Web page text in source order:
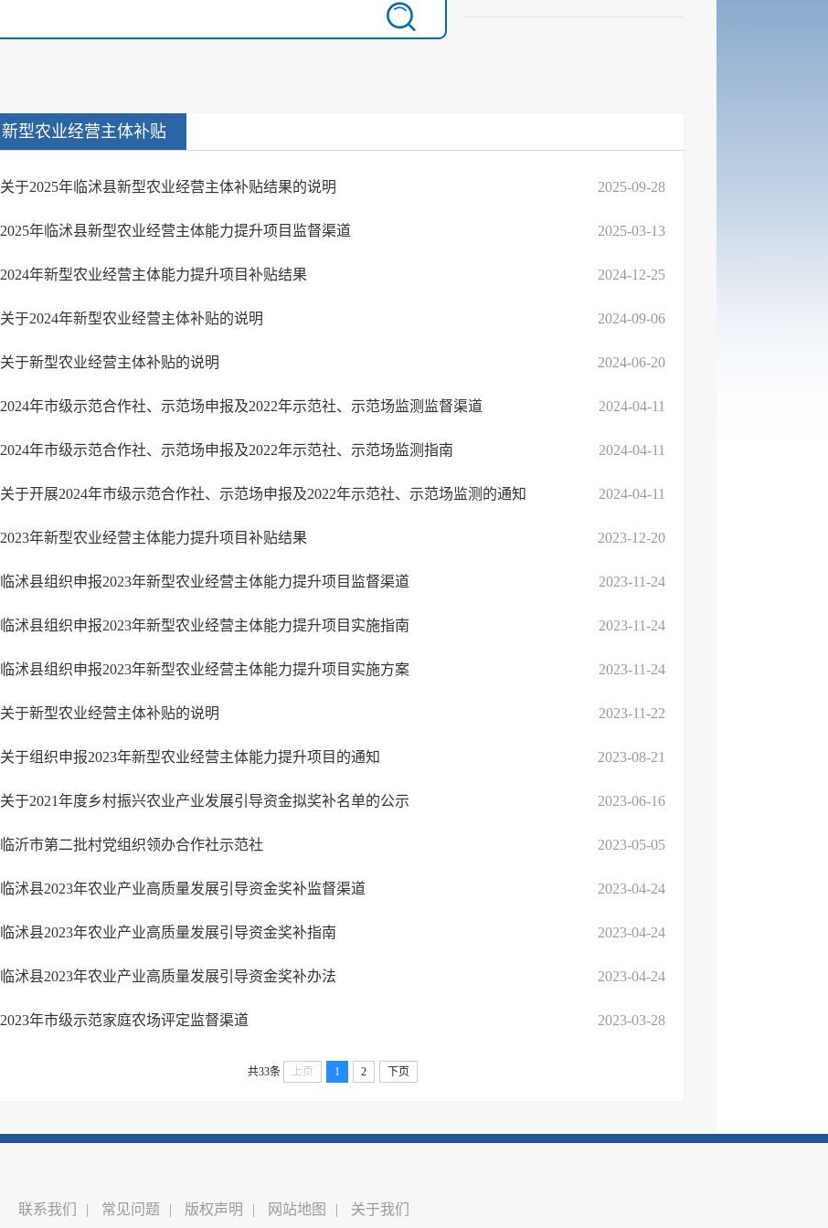
新型农业经营主体补贴
关于2025年临沭县新型农业经营主体补贴结果的说明 2025-09-28
2025年临沭县新型农业经营主体能力提升项目监督渠道 2025-03-13
2024年新型农业经营主体能力提升项目补贴结果 2024-12-25
关于2024年新型农业经营主体补贴的说明 2024-09-06
关于新型农业经营主体补贴的说明 2024-06-20
2024年市级示范合作社、示范场申报及2022年示范社、示范场监测监督渠道 2024-04-11
2024年市级示范合作社、示范场申报及2022年示范社、示范场监测指南 2024-04-11
关于开展2024年市级示范合作社、示范场申报及2022年示范社、示范场监测的通知 2024-04-11
2023年新型农业经营主体能力提升项目补贴结果 2023-12-20
临沭县组织申报2023年新型农业经营主体能力提升项目监督渠道 2023-11-24
临沭县组织申报2023年新型农业经营主体能力提升项目实施指南 2023-11-24
临沭县组织申报2023年新型农业经营主体能力提升项目实施方案 2023-11-24
关于新型农业经营主体补贴的说明 2023-11-22
关于组织申报2023年新型农业经营主体能力提升项目的通知 2023-08-21
关于2021年度乡村振兴农业产业发展引导资金拟奖补名单的公示 2023-06-16
临沂市第二批村党组织领办合作社示范社 2023-05-05
临沭县2023年农业产业高质量发展引导资金奖补监督渠道 2023-04-24
临沭县2023年农业产业高质量发展引导资金奖补指南 2023-04-24
临沭县2023年农业产业高质量发展引导资金奖补办法 2023-04-24
2023年市级示范家庭农场评定监督渠道 2023-03-28
共33条 上页 1 2 下页
联系我们 | 常见问题 | 版权声明 | 网站地图 | 关于我们